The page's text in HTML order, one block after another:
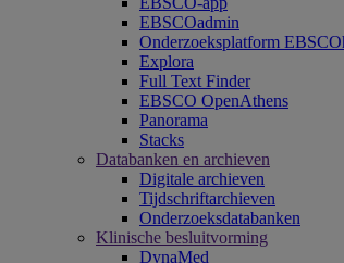
EBSCOadmin
Onderzoeksplatform
Explora
Full Text Finder
EBSCO OpenAthens
Panorama
Stacks
Databanken en archieven
Digitale archieven
Tijdschriftarchieven
Onderzoeksdatabanken
Klinische besluitvorming
DynaMed